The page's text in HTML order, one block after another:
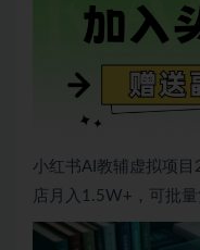
小红书AI教辅虚拟项
店月入1.5W+，可批量